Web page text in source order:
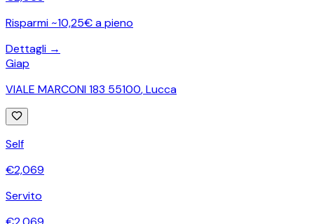
Risparmi ~10,25€ a pieno
Dettagli →
Giap
VIALE MARCONI 183 55100,Lucca
Self
€2,069
Servito